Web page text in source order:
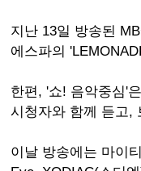
지난 13일 방송된
에스파의
한편, '쇼! 음악중심'
시청자와 함께 듣고,
이날 방송에는 마이